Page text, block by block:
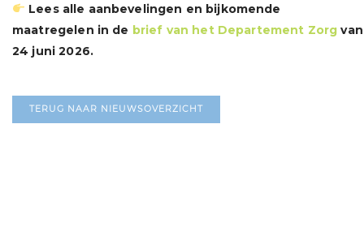
Lees alle aanbevelingen en bijkomende
maatregelen in de brief van het Departement Zorg van
24 juni 2026.
TERUG NAAR NIEUWSOVERZICHT